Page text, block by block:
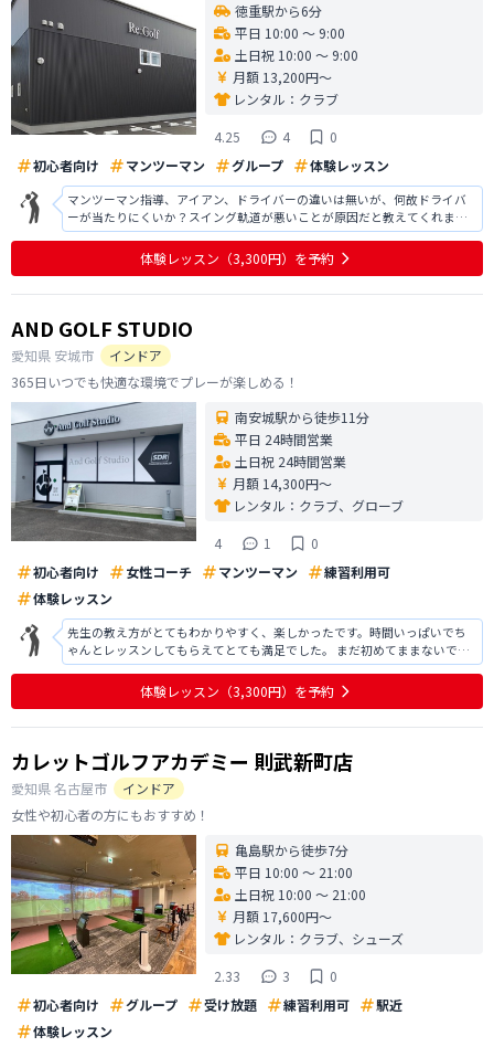
徳重駅から6分
平日 10:00 〜 9:00
土日祝 10:00 〜 9:00
月額 13,200円〜
レンタル： クラブ
4.25
4
0
初心者向け
マンツーマン グループ 体験レッスン
マンツーマン指導、アイアン、ドライバーの違いは無いが、何故ドライバ
ーが当たりにくいか？スイング軌道が悪いことが原因だと教えてくれまし
た。 特に左手首のグリップ握りと右グリップの添え方が悪いことに気付か
せてもらえました。それにより構えた肩の向きが、かなりオープンになっ
ていた事、スイング軌道、フェイスが
体験レッスン （3,300円） を予約
AND GOLF STUDIO
愛知県 安城市
インドア
365日いつでも快適な環境でプレーが楽しめる！
南安城駅から徒歩11分
平日 24時間営業
土日祝 24時間営業
月額 14,300円〜
レンタル： クラブ、グローブ
4
1
0
初心者向け
女性コーチ マンツーマン
練習利用可
体験レッスン
先生の教え方がとてもわかりやすく、楽しかったです。時間いっぱいでち
ゃんとレッスンしてもらえてとても満足でした。 まだ初めてままないです
が、楽しいと思えるレッスンでした。アイアン苦手だと思ってたけど、レ
ッスン中は当たって嬉しかったが、別日に打ってみたらやっぱり思うよう
にはいかなかった。またよろしくお願
体験レッスン （3,300円） を予約
カレットゴルフアカデミー 則武新町店
愛知県名古屋市
インドア
女性や初心者の方にもおすすめ！
亀島駅から徒歩7分
平日 10:00 〜 21:00
土日祝 10:00 〜 21:00
月額 17,600円〜
レンタル： クラブ、シューズ
2.33
3
0
初心者向け
グループ 受け放題 練習利用可
駅近
体験レッスン